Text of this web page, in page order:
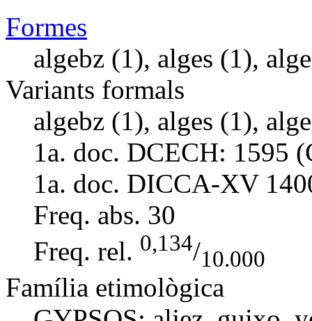
Formes
algebz (1), alges (1),
Variants formals
algebz (1), alges (1),
1a. doc. DCECH: 1595
1a. doc. DICCA-XV
Freq. abs. 30
Freq. rel. 0,134/10.000
Família etimològica